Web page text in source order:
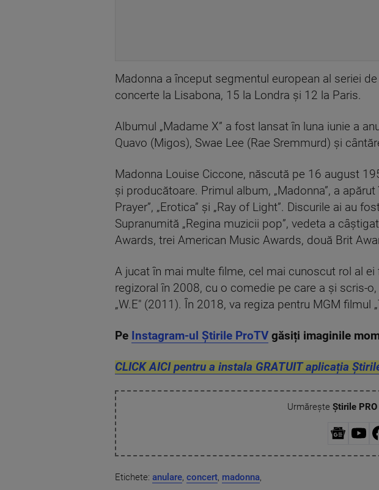
Madonna a început segmentul european al seriei
concerte la Lisabona, 15 la Londra şi 12 la Paris.
Albumul „Madame X” a fost lansat în luna iunie a
Quavo (Migos), Swae Lee (Rae Sremmurd) şi
Madonna Louise Ciccone, născută pe 16 august
şi producătoare. Primul album, „Madonna”, a
Prayer”, „Erotica” şi „Ray of Light”. Discurile ai au
Supranumită „Regina muzicii pop”, vedeta a
Awards, trei American Music Awards, două Brit
A jucat în mai multe filme, cel mai cunoscut rol al
regizoral în 2008, cu o comedie pe care a şi scris-
„W.E" (2011). În 2018, va regiza pentru MGM filmul
Pe Instagram-ul Știrile ProTV găsiți imaginile
CLICK AICI pentru a instala GRATUIT aplicația
Urmărește Știrile PRO
Etichete: anulare, concert, madonna,